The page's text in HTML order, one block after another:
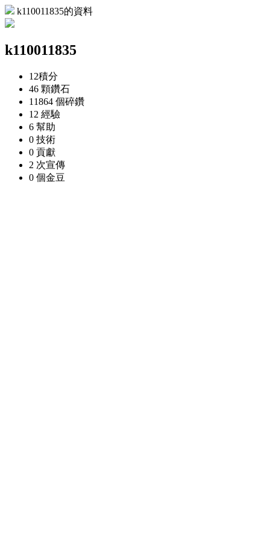
k110011835的資料
k110011835
12積分
46 顆鑽石
11864 個碎鑽
12 經驗
6 幫助
0 技術
0 貢獻
2 次宣傳
0 個金豆